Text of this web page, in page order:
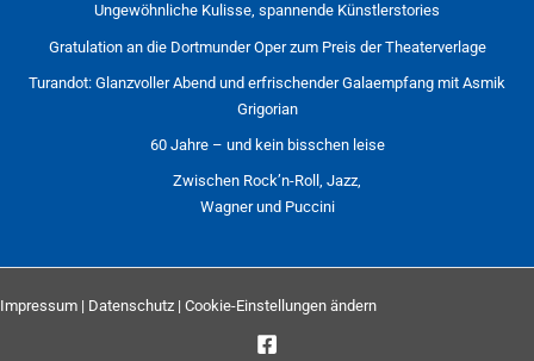
Ungewöhnliche Kulisse, spannende Künstlerstories
Gratulation an die Dortmunder Oper zum Preis der Theaterverlage
Turandot: Glanzvoller Abend und erfrischender Galaempfang mit Asmik
Grigorian
60 Jahre – und kein bisschen leise
Zwischen Rock’n-Roll, Jazz,
Wagner und Puccini
Impressum | Datenschutz | Cookie-Einstellungen ändern